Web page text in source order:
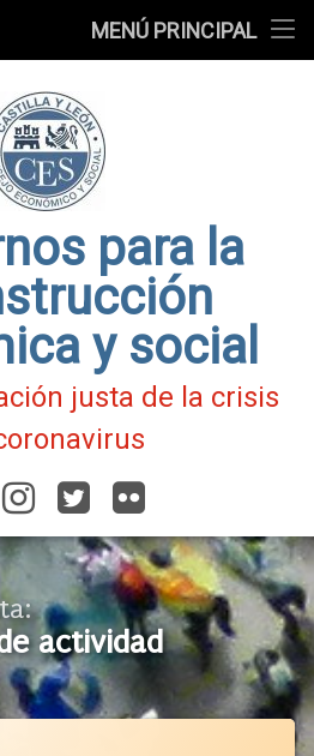
MENÚ PRINCIPAL
para la
y social
justa de la crisis
Instagram
TwitterFlickr
actividad